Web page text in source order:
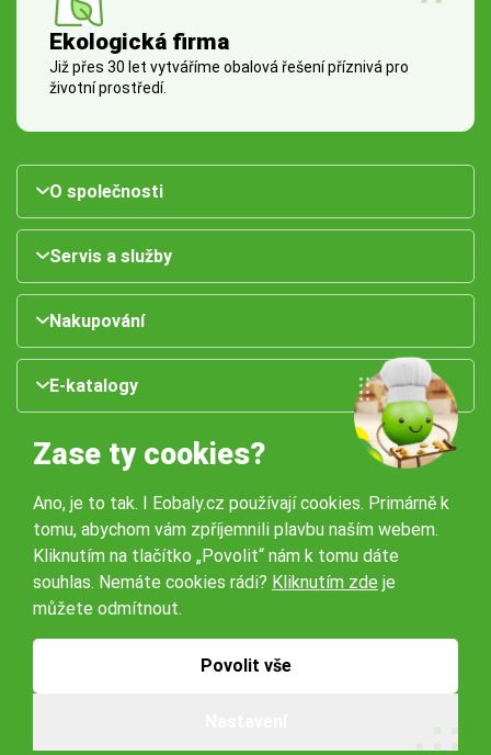
Ekologická firma
Již přes 30 let vytváříme obalová řešení příznivá pro
životní prostředí.
O společnosti
Servis a služby
Nakupování
E-katalogy
Naše pobočky:
Obchodní podmínky
Zase ty cookies?
Ano, je to tak. I Eobaly.cz používají cookies. Primárně k
tomu, abychom vám zpříjemnili plavbu naším webem.
Kliknutím na tlačítko „Povolit“ nám k tomu dáte
souhlas. Nemáte cookies rádi? Kliknutím zde je
můžete odmítnout.
Povolit vše